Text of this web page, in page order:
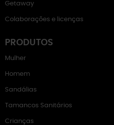
Getaway
Colaborações e licenças
PRODUTOS
Mulher
Homem
Sandálias
Tamancos Sanitários
Crianças